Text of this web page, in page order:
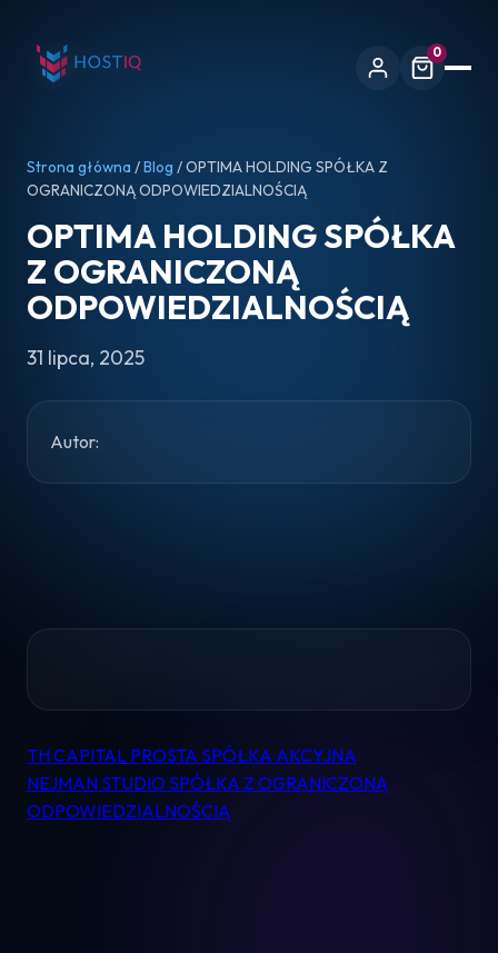
0
Home
Pomoc
Strona główna /Blog / OPTIMA HOLDING SPÓŁKA Z
OGRANICZONĄ ODPOWIEDZIALNOŚCIĄ
OPTIMA HOLDING SPÓŁKA
Z OGRANICZONĄ
ODPOWIEDZIALNOŚCIĄ
31 lipca, 2025
Autor:
Nawigacja
wpisu
TH CAPITAL PROSTA SPÓŁKA AKCYJNA
NEJMAN STUDIO SPÓŁKA Z OGRANICZONĄ
ODPOWIEDZIALNOŚCIĄ